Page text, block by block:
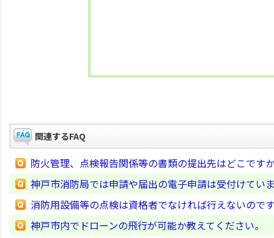
関連するFAQ
防火管理、点検報告関係等の書類の提出先はどこです
神戸市消防局では申請や届出の電子申請は受付けてい
消防用設備等の点検は資格者でなければ行えないので
神戸市内でドローンの飛行が可能か教えてください。